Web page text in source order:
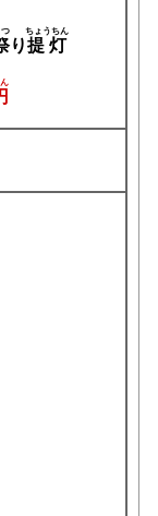
つ
り提灯
ちょうちん